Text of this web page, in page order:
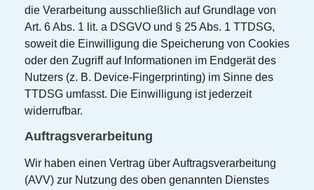
die Verarbeitung ausschließlich auf Grundlage von
Art. 6 Abs. 1 lit. a DSGVO und § 25 Abs. 1 TTDSG,
soweit die Einwilligung die Speicherung von Cookies
oder den Zugriff auf Informationen im Endgerät des
Nutzers (z. B. Device-Fingerprinting) im Sinne des
TTDSG umfasst. Die Einwilligung ist jederzeit
widerrufbar.
Auftragsverarbeitung
Wir haben einen Vertrag über Auftragsverarbeitung
(AVV) zur Nutzung des oben genannten Dienstes